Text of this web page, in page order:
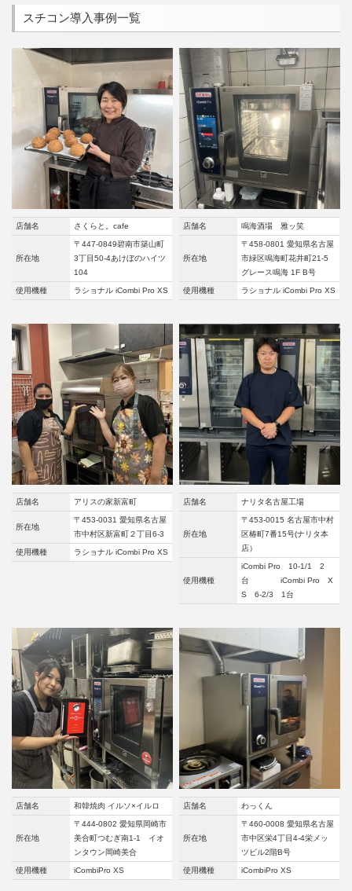
スチコン導入事例一覧
店舗名 さくらと。cafe
所在地
〒447-0849碧南市築山町
3丁目50-4あけぼのハイツ
104
使用機種 ラショナル iCombi Pro XS
店舗名 鳴海酒場 雅ッ笑
所在地
〒458-0801 愛知県名古屋
市緑区鳴海町花井町21-5
グレース鳴海 1F B号
使用機種 ラショナル iCombi Pro XS
店舗名 アリスの家新富町
所在地
〒453-0031 愛知県名古屋
市中村区新富町２丁目6-3
使用機種 ラショナル iCombi Pro XS
店舗名 ナリタ名古屋工場
所在地
〒453-0015 名古屋市中村
区椿町7番15号(ナリタ本
店）
使用機種
iCombi Pro 10-1/1 2
台 iCombi Pro X
S 6-2/3 1台
店舗名 和韓焼肉 イルソ×イルロ
所在地
〒444-0802 愛知県岡崎市
美合町つむぎ南1-1 イオ
ンタウン岡崎美合
使用機種 iCombiPro XS
店舗名 わっくん
所在地
〒460-0008 愛知県名古屋
市中区栄4丁目4-4栄メッ
ツビル2階B号
使用機種 iCombiPro XS